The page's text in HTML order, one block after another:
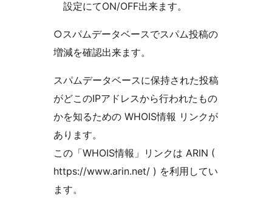
設定にてON/OFF出来ます。
○スパムデータベースでスパム投稿の
増減を確認出来ます。
スパムデータベースに保持された投稿
がどこのIPアドレスから行われたもの
かを知るための WHOIS情報 リンクが
あります。
この「WHOIS情報」リンクは ARIN (
https://www.arin.net/ ) を利用してい
ます。